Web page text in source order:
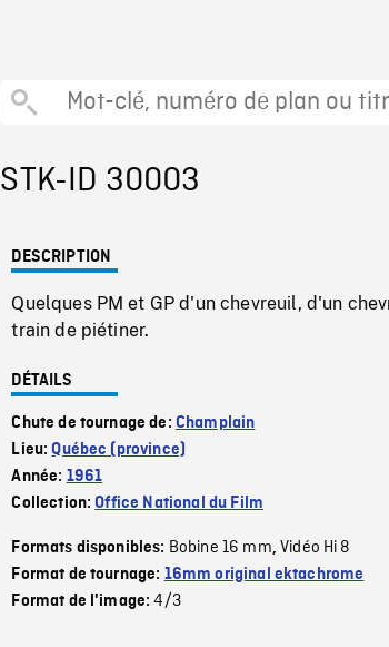
STK-ID 30003
DESCRIPTION
Quelques PM et GP d'un chevreuil, d'un
train de piétiner.
DÉTAILS
Chute de tournage de: Champlain
Lieu:Québec (province)
Année: 1961
Collection:Office National du Film
Formats disponibles: Bobine 16 mm,Vidéo Hi 8
Format de tournage: 16mm original ektachrome
Format de l'image:4/3